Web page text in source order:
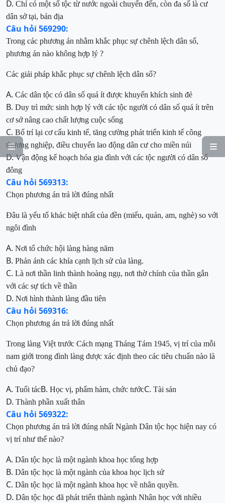


D. Chỉ có một số tộc từ nước ngoài chuyển đến, còn đa số là cư
dân sở tại, bản địa
Câu hỏi 569290:
Trong các phương án nhằm khắc phục sự chênh lệch dân số,
phương án nào không hợp lý ?
Các giải pháp khắc phục sự chênh lệch dân số?
A. Các dân tộc có dân số quá ít được khuyến khích sinh đẻ
B. Duy trì mức sinh hợp lý với các tộc người có dân số quá ít trên
cơ sở nâng cao chất lượng cuộc sống
C. Bố trí lại cơ cấu kinh tế, tăng cường phát triển kinh tế công
thương nghiệp, điều chuyển lao động dân cư cho miền núi
D.Vận động kế hoạch hóa gia đình với các tộc người có dân số
đông
Câu hỏi 569313:
Chọn phương án trả lời đúng nhất
Đâu là yếu tố khác biệt nhất của đền (miếu, quán, am, nghè) so với
ngôi đình
A. Nơi tổ chức hội làng hàng năm
B. Phản ánh các khía cạnh lịch sử của làng.
C. Là nơi thần linh thành hoàng ngụ, nơi thờ chính của thần gắn
với các sự tích về thần
D. Nơi hình thành làng đầu tiên
Câu hỏi 569316:
Chọn phương án trả lời đúng nhất
Trong làng Việt trước Cách mạng Tháng Tám 1945, vị trícủa mỗi
nam giới trong đình làng được xác định theo các tiêu chuẩn nào là
chủ đạo?
A. Tuổi tácB. Học vị, phẩm hàm, chức tướcC. Tài sản
D. Thành phần xuất thân
Câu hỏi 569322:
Chọn phương án trả lời đúng nhất Ngành Dân tộc học hiện nay có
vị trí như thế nào?
A. Dân tộc học là một ngành khoa học tổng hợp
B. Dân tộc học là một ngành của khoa học lịch sử
C. Dân tộc học là một ngành khoa học về nhân quyền.
D. Dân tộc học đã phát triển thành ngành Nhân học với nhiều